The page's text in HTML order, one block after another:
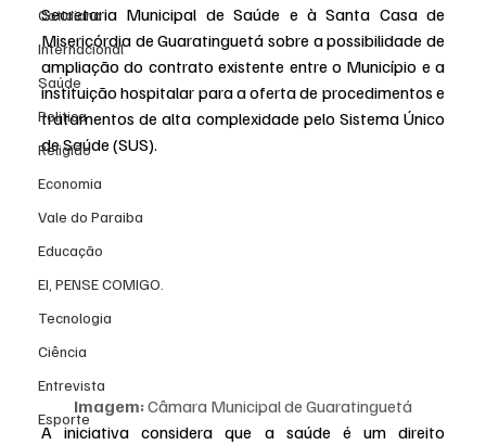
Cotidiano
Internacional
Saúde
Politica
Religião
Economia
Vale do Paraiba
Educação
EI, PENSE COMIGO.
Tecnologia
Ciência
Entrevista
Esporte
Secretaria Municipal de Saúde e à Santa Casa de
Misericórdia de Guaratinguetá sobre a possibilidade de
ampliação do contrato existente entre o Município e a
instituição hospitalar para a oferta de procedimentos e
tratamentos de alta complexidade pelo Sistema Único
de Saúde (SUS).
Imagem: Câmara Municipal de Guaratinguetá
A iniciativa considera que a saúde é um direito